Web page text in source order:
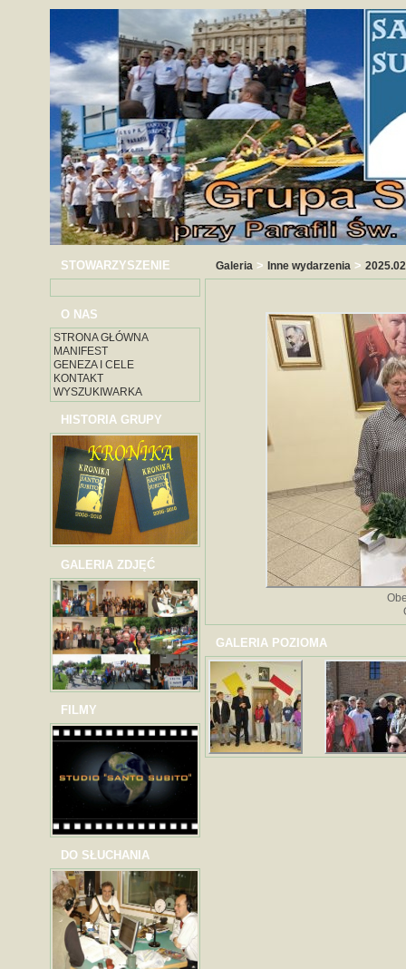
STOWARZYSZENIE
O NAS
STRONA GŁÓWNA
MANIFEST
GENEZA I CELE
KONTAKT
WYSZUKIWARKA
HISTORIA GRUPY
GALERIA ZDJĘĆ
FILMY
DO SŁUCHANIA
Galeria > Inne wydarzenia >
GALERIA POZIOMA